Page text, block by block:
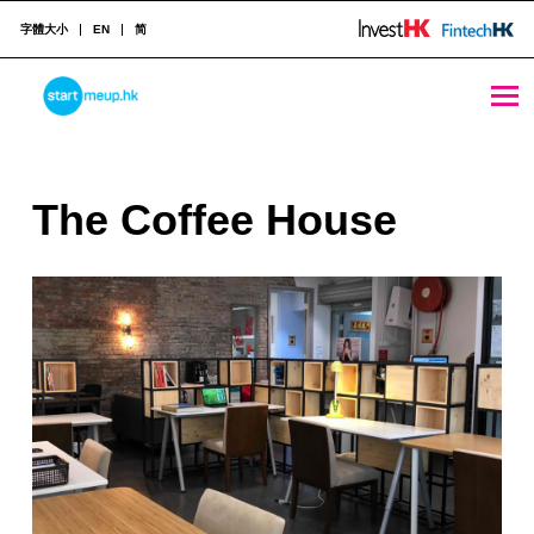
STARTMEUPHK
STARTMEUPHK FESTIVAL IS THE LEADING STARTUP AND INNOVATION CONFERENCE EVENT IN HONG KONG
字體大小 EN 简
T
h
e
C
o
f
f
e
The Coffee House